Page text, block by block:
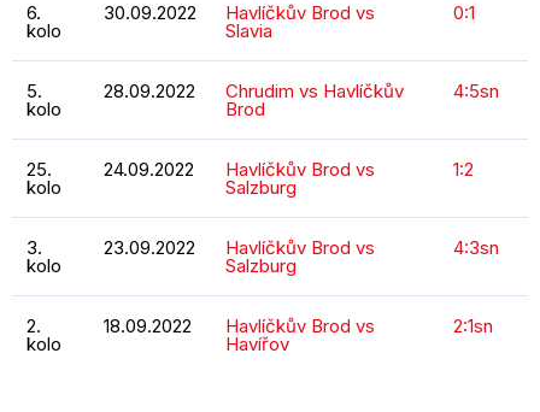
6.
kolo
30.09.2022 Havlíčkův Brod vs
Slavia
0:1
5.
kolo
28.09.2022 Chrudim vs Havlíčkův
Brod
4:5sn
25.
kolo
24.09.2022 Havlíčkův Brod vs
Salzburg
1:2
3.
kolo
23.09.2022 Havlíčkův Brod vs
Salzburg
4:3sn
2.
kolo
18.09.2022 Havlíčkův Brod vs
Havířov
2:1sn